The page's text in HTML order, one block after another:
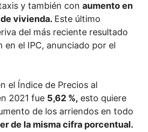
y también con aumento en
vivienda. Este último
del más reciente resultado
en el IPC, anunciado por el
el Índice de Precios al
2021 fue 5,62 %, esto quiere
de los arriendos en todo
de la misma cifra porcentual.